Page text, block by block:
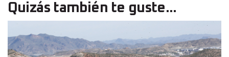
Quizás también te guste...